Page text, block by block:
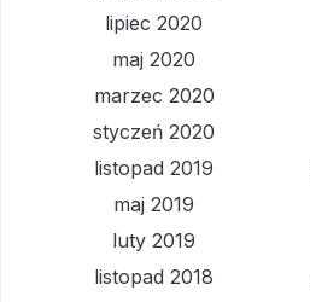
lipiec 2020
maj 2020
marzec 2020
styczeń 2020
listopad 2019
maj 2019
luty 2019
listopad 2018